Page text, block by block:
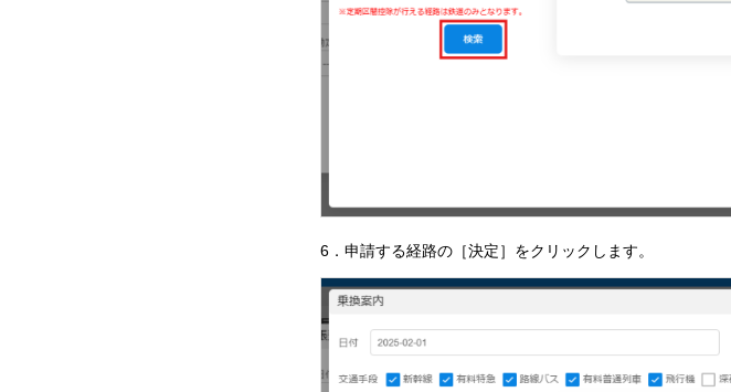
6．申請する経路の［決定］をクリックします。